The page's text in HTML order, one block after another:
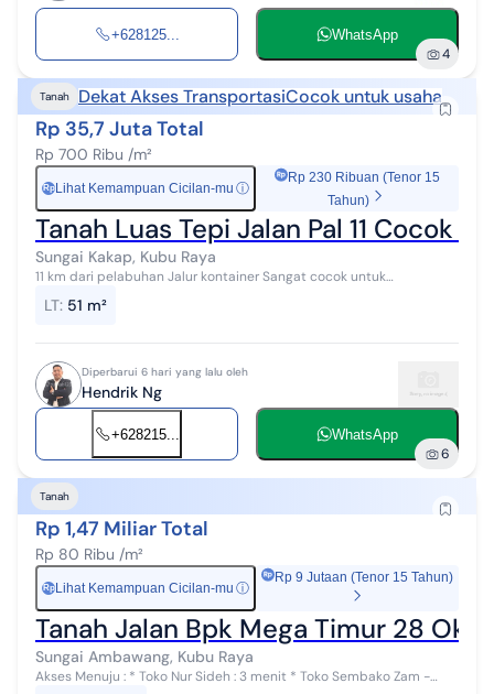
+628125... WhatsApp
4
Tanah Dekat Akses TransportasiCocok untuk usaha
Rp 35,7 Juta Total
Rp 700 Ribu /m²
Rp Lihat Kemampuan Cicilan-mu ⓘ
Rp 230 Ribuan (Tenor 15
Tahun)
Tanah Luas Tepi Jalan Pal 11 Cocok
Sungai Kakap, Kubu Raya
11 km dari pelabuhan Jalur kontainer Sangat cocok untuk
LT: 51 m²
Diperbarui 6 hari yang lalu oleh
Hendrik Ng
+628215... WhatsApp
6
Tanah
Rp 1,47 Miliar Total
Rp 80 Ribu /m²
Rp Lihat Kemampuan Cicilan-mu ⓘ
Rp 9 Jutaan (Tenor 15 Tahun)
Tanah Jalan Bpk Mega Timur 28
Sungai Ambawang, Kubu Raya
Akses Menuju : * Toko Nur Sideh : 3 menit * Toko Sembako Zam -